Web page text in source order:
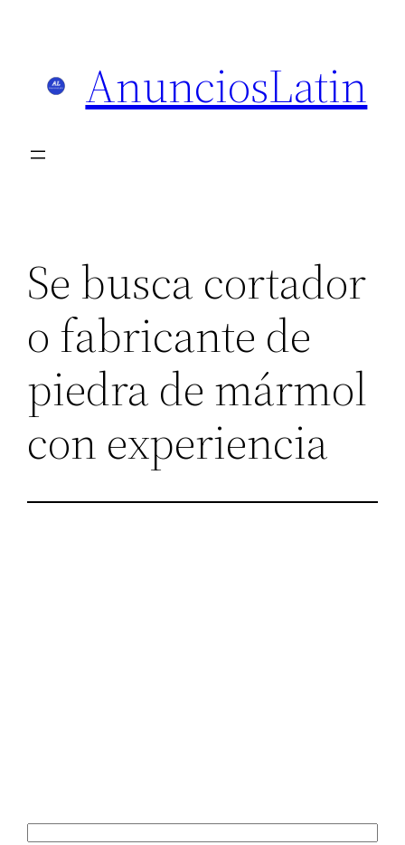
AnunciosLatin
Se busca cortador
o fabricante de
piedra de mármol
con experiencia
Search